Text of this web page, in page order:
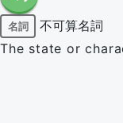
名詞
不可算名詞
The state or